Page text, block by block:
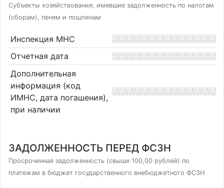
Субъекты хозяйствования, имевшие задолженность по налогам
(сборам), пеням и пошлинам
Инспекция МНС
Отчетная дата
Дополнительная
информация (код
ИМНС, дата погашения),
при наличии
ЗАДОЛЖЕННОСТЬ ПЕРЕД ФСЗН
Просроченная задолженность (свыше 100,00 рублей) по
платежам в бюджет государственного внебюджетного ФСЗН